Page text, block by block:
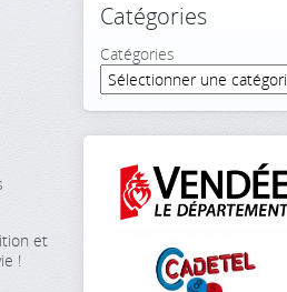
et
!
Catégories
Catégories